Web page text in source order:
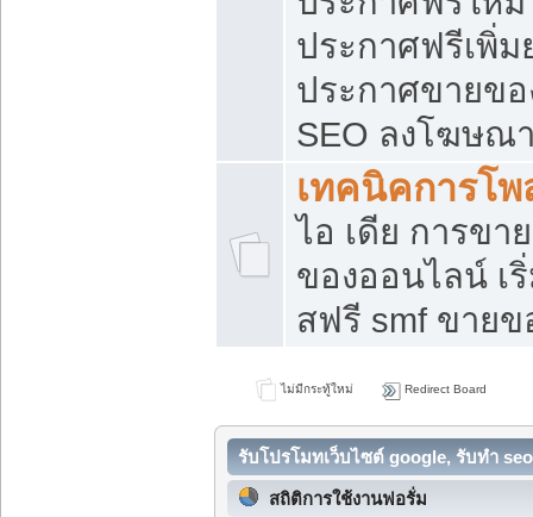
ประกาศฟรีเพิ่
ประกาศขายข
SEO ลงโฆษณ
เทคนิคการโ
ไอ เดีย การขา
ของออนไลน์ เ
สฟรี smf ขาย
ไม่มีกระทู้ใหม่ Redirect Board
รับโปรโมทเว็บไซต์ google, รับทำ
สถิติการใช้งานฟอรั่ม